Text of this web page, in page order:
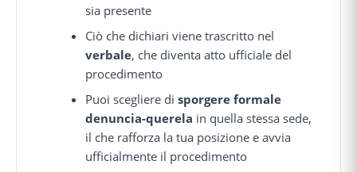
sia presente
Ciò che dichiari viene trascritto nel
verbale, che diventa atto ufficiale del
procedimento
Puoi scegliere disporgere formale
denuncia-querela in quella stessa sede,
il che rafforza la tua posizione e avvia
ufficialmente il procedimento